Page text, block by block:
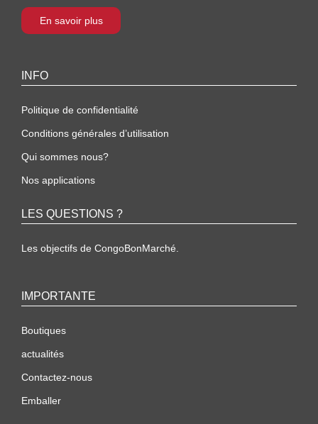
En savoir plus
INFO
Politique de confidentialité
Conditions générales d’utilisation
Qui sommes nous?
Nos applications
LES QUESTIONS ?
Les objectifs de CongoBonMarché.
IMPORTANTE
Boutiques
actualités
Contactez-nous
Emballer